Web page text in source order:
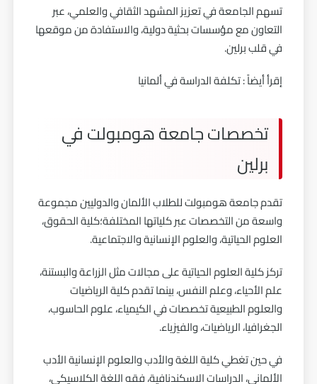
تسهم الجامعة في تعزيز المشهد الثقافي والعلمي، عبر
التعاون مع مؤسسات بحثية دولية، والاستفادة من موقعها
في قلب برلين.
إقرأ أيضاً :تكلفة الدراسة في ألمانيا
تخصصات جامعة هومبولت في
برلين
تقدم جامعة هومبولت للطلاب الألمان والدوليين مجموعة
واسعة من التخصصات عبر كلياتها المختلفة؛كلية الحقوق،
العلوم الحياتية، والعلوم الإنسانية والاجتماعية.
تركز كلية العلوم الحياتية على مجالات مثل الزراعة والبستنة،
علم الأحياء، وعلم النفس، بينما تقدم كلية الرياضيات
والعلوم الطبيعية تخصصات في الكيمياء، علوم الحاسوب،
الجغرافيا، الرياضيات، والفيزياء.
في حين تغطي كلية اللغة والأدب والعلوم الإنسانية الأدب
الألماني، الدراسات الاسكندنافية، فقه اللغة الكلاسيكي،